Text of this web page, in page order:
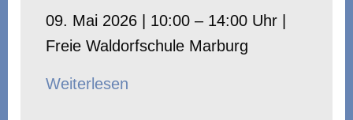
09. Mai 2026 | 10:00 – 14:00 Uhr |
Freie Waldorfschule Marburg
Weiterlesen